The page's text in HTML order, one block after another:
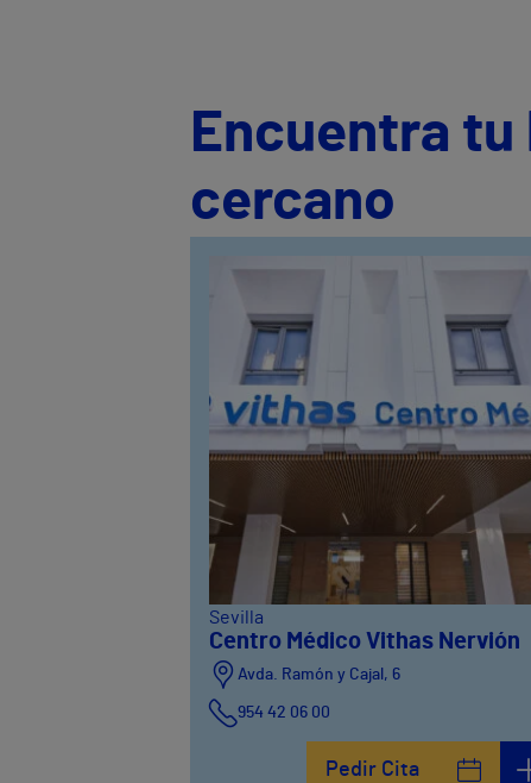
Encuentra
cercano
Sevilla
Centro Médico Vithas Nervión
Avda. Ramón y Cajal, 6
954 42 06 00
Pedir Cita